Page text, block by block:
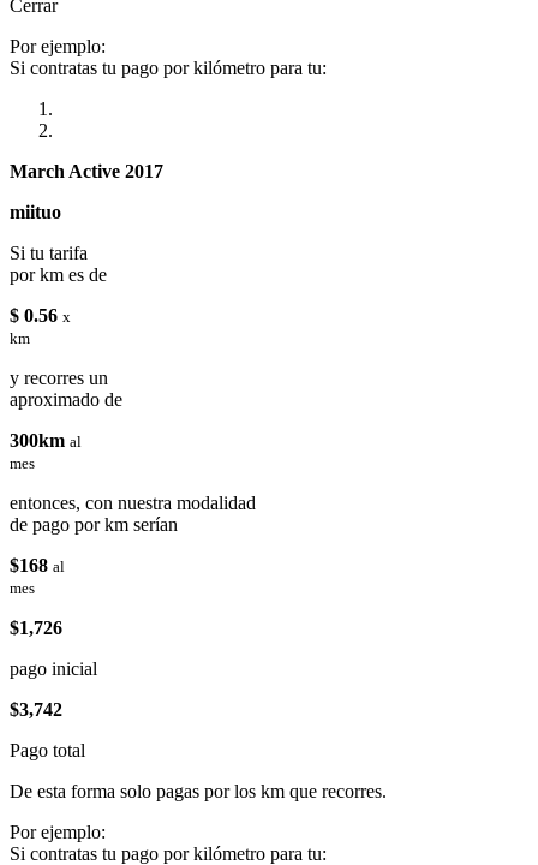
Cerrar
Por ejemplo:
Si contratas tu pago por kilómetro para tu:
March Active 2017
miituo
Si tu tarifa
por km es de
$ 0.56 x
km
y recorres un
aproximado de
300km al
mes
entonces, con nuestra modalidad
de pago por km serían
$168 al
mes
$1,726
pago inicial
$3,742
Pago total
De esta forma solo pagas por los km que recorres.
Por ejemplo:
Si contratas tu pago por kilómetro para tu: